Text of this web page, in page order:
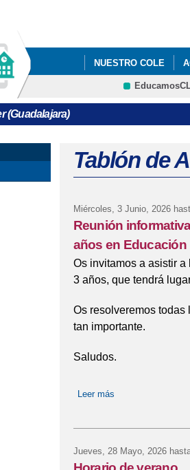
NUESTRO COLE
(Guadalajara)
aquí
Tablón de
Miércoles, 3 Junio, 2026
Reunión
años en Educación
Os invitamos a asistir
3 años, que tendrá
Os resolveremos todas
tan importante.
Saludos.
Leer más
Jueves, 28 Mayo, 2026